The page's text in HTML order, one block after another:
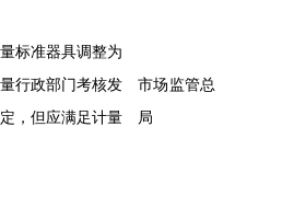
标准器具调整为
行政部门考核发
，但应满足计量
市场监管总
局